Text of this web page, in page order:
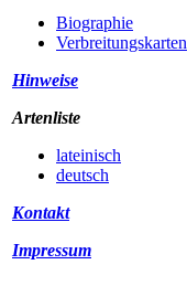
Biographie
Verbreitungskarten
Hinweise
Artenliste
lateinisch
deutsch
Kontakt
Impressum